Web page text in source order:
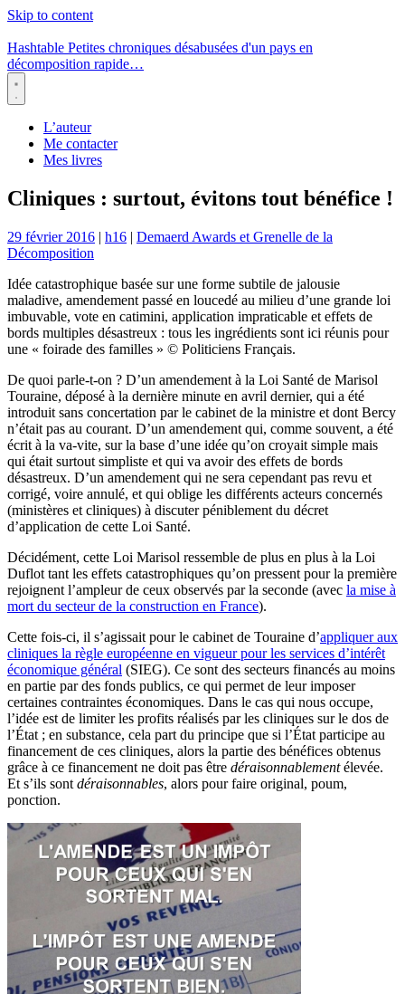
Skip to content
Hashtable Petites chroniques désabusées d'un pays en
décomposition rapide…
Menu
L’auteur
Me contacter
Mes livres
Cliniques : surtout, évitons tout bénéfice !
29 février 2016 | h16 | Demaerd Awards et Grenelle de la
Décomposition
Idée catastrophique basée sur une forme subtile de jalousie
maladive, amendement passé en loucedé au milieu d’une grande loi
imbuvable, vote en catimini, application impraticable et effets de
bords multiples désastreux : tous les ingrédients sont ici réunis pour
une « foirade des familles » © Politiciens Français.
De quoi parle-t-on ? D’un amendement à la Loi Santé de Marisol
Touraine, déposé à la dernière minute en avril dernier, qui a été
introduit sans concertation par le cabinet de la ministre et dont Bercy
n’était pas au courant. D’un amendement qui, comme souvent, a été
écrit à la va-vite, sur la base d’une idée qu’on croyait simple mais
qui était surtout simpliste et qui va avoir des effets de bords
désastreux. D’un amendement qui ne sera cependant pas revu et
corrigé, voire annulé, et qui oblige les différents acteurs concernés
(ministères et cliniques) à discuter péniblement du décret
d’application de cette Loi Santé.
Décidément, cette Loi Marisol ressemble de plus en plus à la Loi
Duflot tant les effets catastrophiques qu’on pressent pour la première
rejoignent l’ampleur de ceux observés par la seconde (avec la mise à
mort du secteur de la construction en France).
Cette fois-ci, il s’agissait pour le cabinet de Touraine d’appliquer aux
cliniques la règle européenne en vigueur pour les services d’intérêt
économique général (SIEG). Ce sont des secteurs financés au moins
en partie par des fonds publics, ce qui permet de leur imposer
certaines contraintes économiques. Dans le cas qui nous occupe,
l’idée est de limiter les profits réalisés par les cliniques sur le dos de
l’État ; en substance, cela part du principe que si l’État participe au
financement de ces cliniques, alors la partie des bénéfices obtenus
grâce à ce financement ne doit pas être déraisonnablementélevée.
Et s’ils sont déraisonnables, alors pour faire original, poum,
ponction.